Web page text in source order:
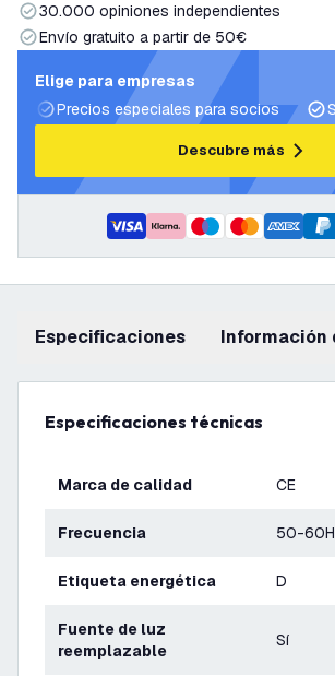
30.000 opiniones independientes
Envío gratuito a partir de 50€
Elige para empresas
Precios especiales para socios
Descubre más
Especificaciones
Especificaciones técnicas
Marca de calidad CE
Frecuencia 50-
Etiqueta energética D
Fuente de luz
reemplazable
Sí